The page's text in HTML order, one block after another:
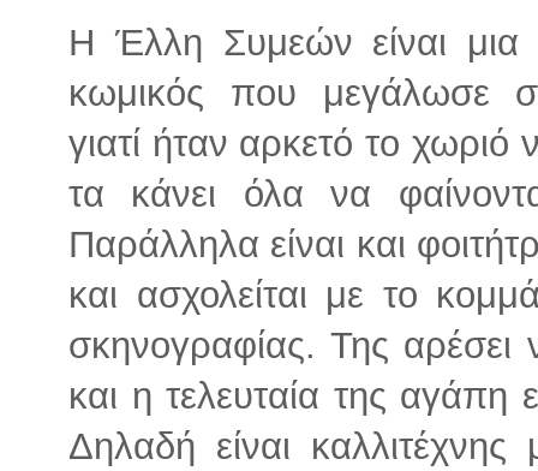
Η Έλλη Συμεών είναι μια
κωμικός που μεγάλωσε
γιατί ήταν αρκετό το
τα κάνει όλα να
Παράλληλα είναι και
και ασχολείται με το
σκηνογραφίας. Της αρέσει
και η τελευταία της
Δηλαδή είναι